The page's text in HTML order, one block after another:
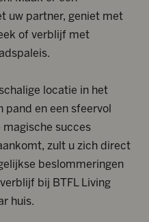
uw partner, geniet met
of verblijf met
locatie in het
en een sfeervol
magische succes
zult u zich direct
beslommeringen
bij BTFL Living
huis.